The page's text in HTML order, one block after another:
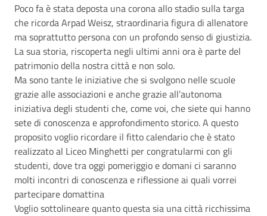
Poco fa è stata deposta una corona allo stadio sulla targa
che ricorda Arpad Weisz, straordinaria figura di allenatore
ma soprattutto persona con un profondo senso di giustizia.
La sua storia, riscoperta negli ultimi anni ora è parte del
patrimonio della nostra città e non solo.
Ma sono tante le iniziative che si svolgono nelle scuole
grazie alle associazioni e anche grazie all’autonoma
iniziativa degli studenti che, come voi, che siete qui hanno
sete di conoscenza e approfondimento storico. A questo
proposito voglio ricordare il fitto calendario che è stato
realizzato al Liceo Minghetti per congratularmi con gli
studenti, dove tra oggi pomeriggio e domani ci saranno
molti incontri di conoscenza e riflessione ai quali vorrei
partecipare domattina
Voglio sottolineare quanto questa sia una città ricchissima